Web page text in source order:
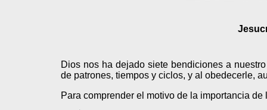
Dios nos ha dejado siete bendiciones a
de patrones, tiempos y ciclos, y al obedecerle,
Para comprender el motivo de la importancia